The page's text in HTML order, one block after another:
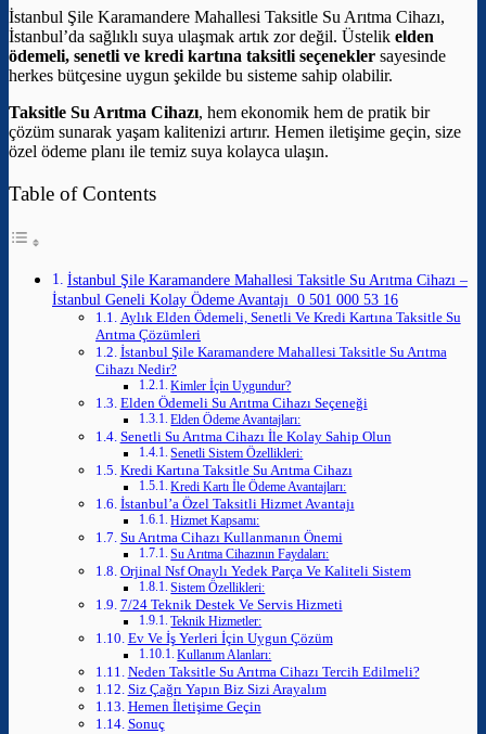
İstanbul Şile Karamandere Mahallesi Taksitle Su Arıtma Cihazı,
İstanbul’da sağlıklı suya ulaşmak artık zor değil. Üstelik elden
ödemeli, senetli ve kredi kartına taksitli seçenekler sayesinde
herkes bütçesine uygun şekilde bu sisteme sahip olabilir.
Taksitle Su Arıtma Cihazı, hem ekonomik hem de pratik bir
çözüm sunarak yaşam kalitenizi artırır. Hemen iletişime geçin, size
özel ödeme planı ile temiz suya kolayca ulaşın.
Table of Contents
İstanbul Şile Karamandere Mahallesi Taksitle Su Arıtma Cihazı –
İstanbul Geneli Kolay Ödeme Avantajı 0 501 000 53 16
Aylık Elden Ödemeli, Senetli Ve Kredi Kartına Taksitle Su
Arıtma Çözümleri
İstanbul Şile Karamandere Mahallesi Taksitle Su Arıtma
Cihazı Nedir?
Kimler İçin Uygundur?
Elden Ödemeli Su Arıtma Cihazı Seçeneği
Elden Ödeme Avantajları:
Senetli Su Arıtma Cihazı İle Kolay Sahip Olun
Senetli Sistem Özellikleri:
Kredi Kartına Taksitle Su Arıtma Cihazı
Kredi Kartı İle Ödeme Avantajları:
İstanbul’a Özel Taksitli Hizmet Avantajı
Hizmet Kapsamı:
Su Arıtma Cihazı Kullanmanın Önemi
Su Arıtma Cihazının Faydaları:
Orjinal Nsf Onaylı Yedek Parça Ve Kaliteli Sistem
Sistem Özellikleri:
7/24 Teknik Destek Ve Servis Hizmeti
Teknik Hizmetler:
Ev Ve İş Yerleri İçin Uygun Çözüm
Kullanım Alanları:
Neden Taksitle Su Arıtma Cihazı Tercih Edilmeli?
Siz Çağrı Yapın Biz Sizi Arayalım
Hemen İletişime Geçin
Sonuç